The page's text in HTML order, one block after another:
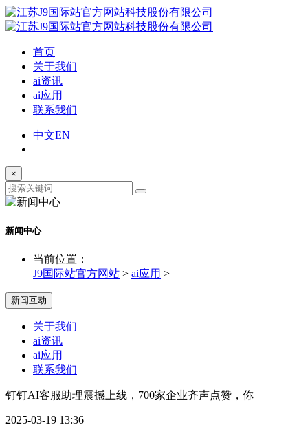
首页
关于我们
ai资讯
ai应用
联系我们
中文EN
×
新闻中心
当前位置：
J9国际站官方网站 > ai应用 >
新闻互动
关于我们
ai资讯
ai应用
联系我们
钉钉AI客服助理震撼上线，700家企业齐声点赞，你
2025-03-19 13:36